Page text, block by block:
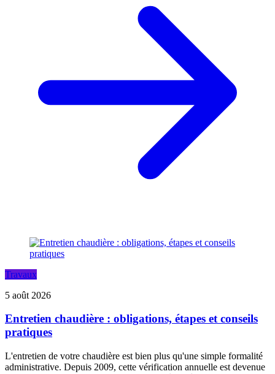
Travaux
5 août 2026
Entretien chaudière : obligations, étapes et conseils
pratiques
L'entretien de votre chaudière est bien plus qu'une simple formalité
administrative. Depuis 2009, cette vérification annuelle est devenue